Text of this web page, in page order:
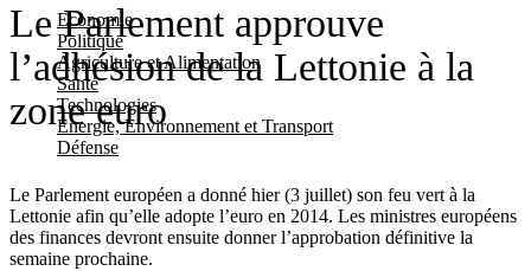
Economie
Politique
Agriculture et Alimentation
Santé
Technologies
Energie, Environnement et Transport
Défense
Le Parlement approuve
l’adhésion de la Lettonie à la
zone euro
Le Parlement européen a donné hier (3 juillet) son feu vert à la
Lettonie afin qu’elle adopte l’euro en 2014. Les ministres européens
des finances devront ensuite donner l’approbation définitive la
semaine prochaine.